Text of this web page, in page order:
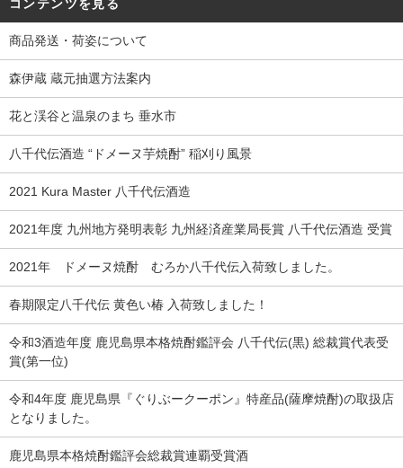
コンテンツを見る
商品発送・荷姿について
森伊蔵 蔵元抽選方法案内
花と渓谷と温泉のまち 垂水市
八千代伝酒造 “ドメーヌ芋焼酎” 稲刈り風景
2021 Kura Master 八千代伝酒造
2021年度 九州地方発明表彰 九州経済産業局長賞 八千代伝酒造 受賞
2021年 ドメーヌ焼酎 むろか八千代伝入荷致しました。
春期限定八千代伝 黄色い椿 入荷致しました！
令和3酒造年度 鹿児島県本格焼酎鑑評会 八千代伝(黒) 総裁賞代表受
賞(第一位)
令和4年度 鹿児島県『ぐりぶークーポン』特産品(薩摩焼酎)の取扱店
となりました。
鹿児島県本格焼酎鑑評会総裁賞連覇受賞酒